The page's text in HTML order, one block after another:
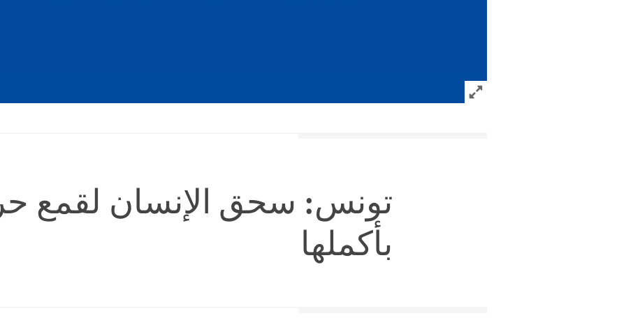
Click to expand Image
تونس: سحق الإنسان لقمع
بأكملها